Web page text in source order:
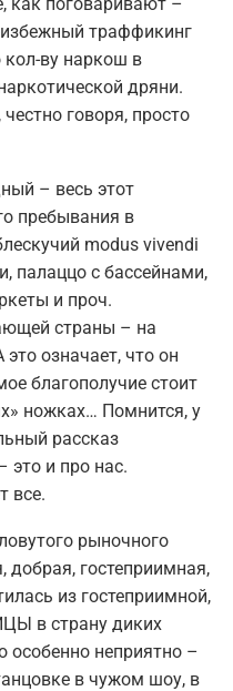
траффикинг
кол-ву наркош в
дряни.
говоря, просто
– весь этот
пребывания в
modus vivendi
палаццо с бассейнами,
и проч.
страны – на
означает, что он
благополучие стоит
ножках… Помнится, у
рассказ
это и про нас.
все.
рыночного
гостеприимная,
из гостеприимной,
в страну диких
особенно неприятно –
в чужом шоу, в